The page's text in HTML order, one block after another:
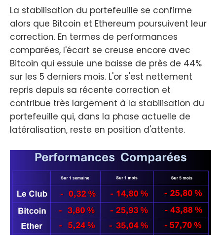
La stabilisation du portefeuille se confirme
alors que Bitcoin et Ethereum poursuivent leur
correction. En termes de performances
comparées, l'écart se creuse encore avec
Bitcoin qui essuie une baisse de près de 44%
sur les 5 derniers mois. L'or s'est nettement
repris depuis sa récente correction et
contribue très largement à la stabilisation du
portefeuille qui, dans la phase actuelle de
latéralisation, reste en position d'attente.